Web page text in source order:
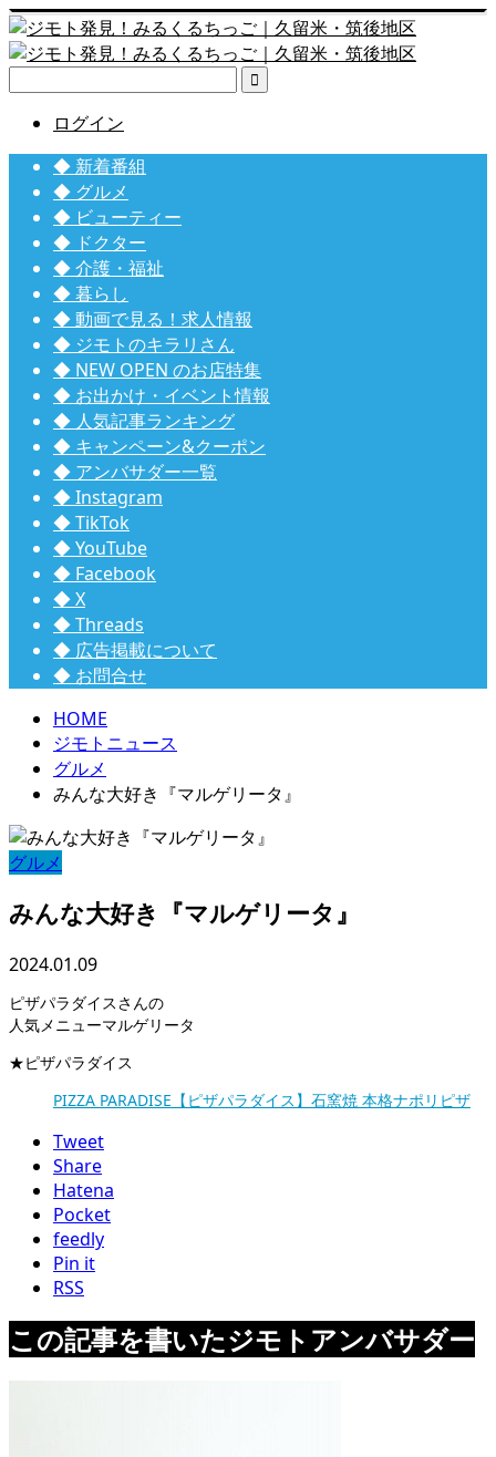

ログイン
◆ 新着番組
◆ グルメ
◆ ビューティー
◆ ドクター
◆ 介護・福祉
◆ 暮らし
◆ 動画で見る！求人情報
◆ ジモトのキラリさん
◆ NEW OPEN のお店特集
◆ お出かけ・イベント情報
◆ 人気記事ランキング
◆ キャンペーン&クーポン
◆ アンバサダー一覧
◆ Instagram
◆ TikTok
◆ YouTube
◆ Facebook
◆ X
◆ Threads
◆ 広告掲載について
◆ お問合せ
HOME
ジモトニュース
グルメ
みんな大好き『マルゲリータ』
グルメ
みんな大好き『マルゲリータ』
2024.01.09
ピザパラダイスさんの
人気メニューマルゲリータ
★ピザパラダイス
PIZZA PARADISE【ピザパラダイス】石窯焼 本格ナポリピザ
Tweet
Share
Hatena
Pocket
feedly
Pin it
RSS
この記事を書いたジモトアンバサダー